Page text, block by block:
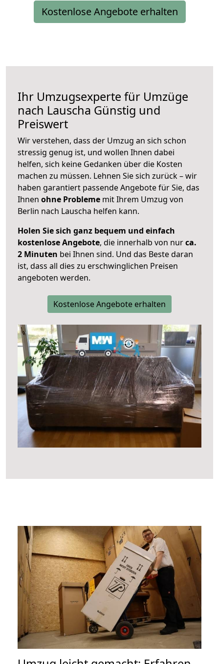
Kostenlose Angebote erhalten
Ihr Umzugsexperte für Umzüge
nach Lauscha Günstig und
Preiswert
Wir verstehen, dass der Umzug an sich schon
stressig genug ist, und wollen Ihnen dabei
helfen, sich keine Gedanken über die Kosten
machen zu müssen. Lehnen Sie sich zurück – wir
haben garantiert passende Angebote für Sie, das
Ihnen ohne Probleme mit Ihrem Umzug von
Berlin nach Lauscha helfen kann.
Holen Sie sich ganz bequem und einfach
kostenlose Angebote, die innerhalb von nurca.
2 Minuten bei Ihnen sind. Und das Beste daran
ist, dass all dies zu erschwinglichen Preisen
angeboten werden.
Kostenlose Angebote erhalten